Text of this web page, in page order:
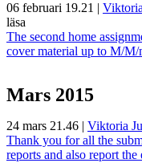
06 februari 19.21 |
läsa
The second home
cover material up to M/M/
Mars 2015
24 mars 21.46 | Viktoria
Thank you for all the
reports and also report the